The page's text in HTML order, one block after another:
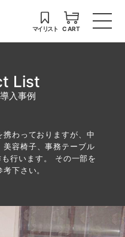
マイリスト CART
List
入事例
わっておりますが、中
容椅子、事務テーブル
行います。 その一部を
下さい。